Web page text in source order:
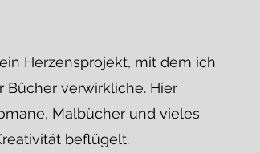
Herzensprojekt, mit dem ich
verwirkliche. Hier
Malbücher und vieles
beflügelt.